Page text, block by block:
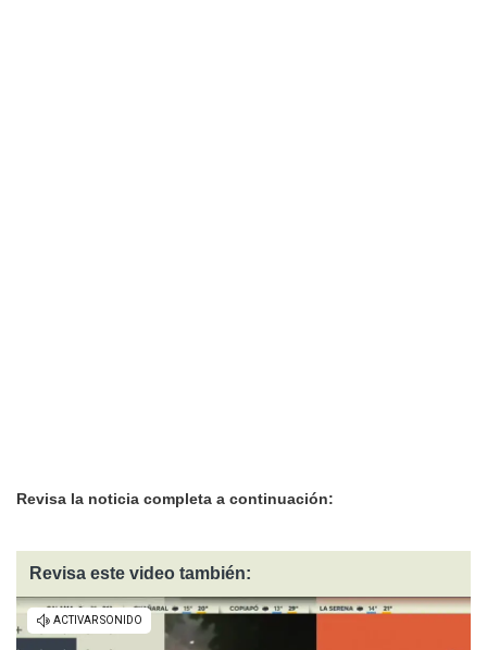
Revisa la noticia completa a continuación:
Revisa este video también: